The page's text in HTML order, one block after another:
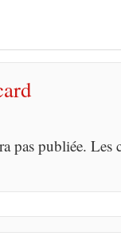
pas publiée.